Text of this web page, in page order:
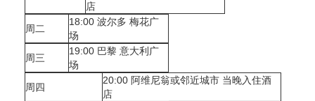
店
周二
18:00 波尔多 梅花广
场
周三
19:00 巴黎 意大利广
场
周四
20:00 阿维尼翁或邻近城市 当晚入住酒
店